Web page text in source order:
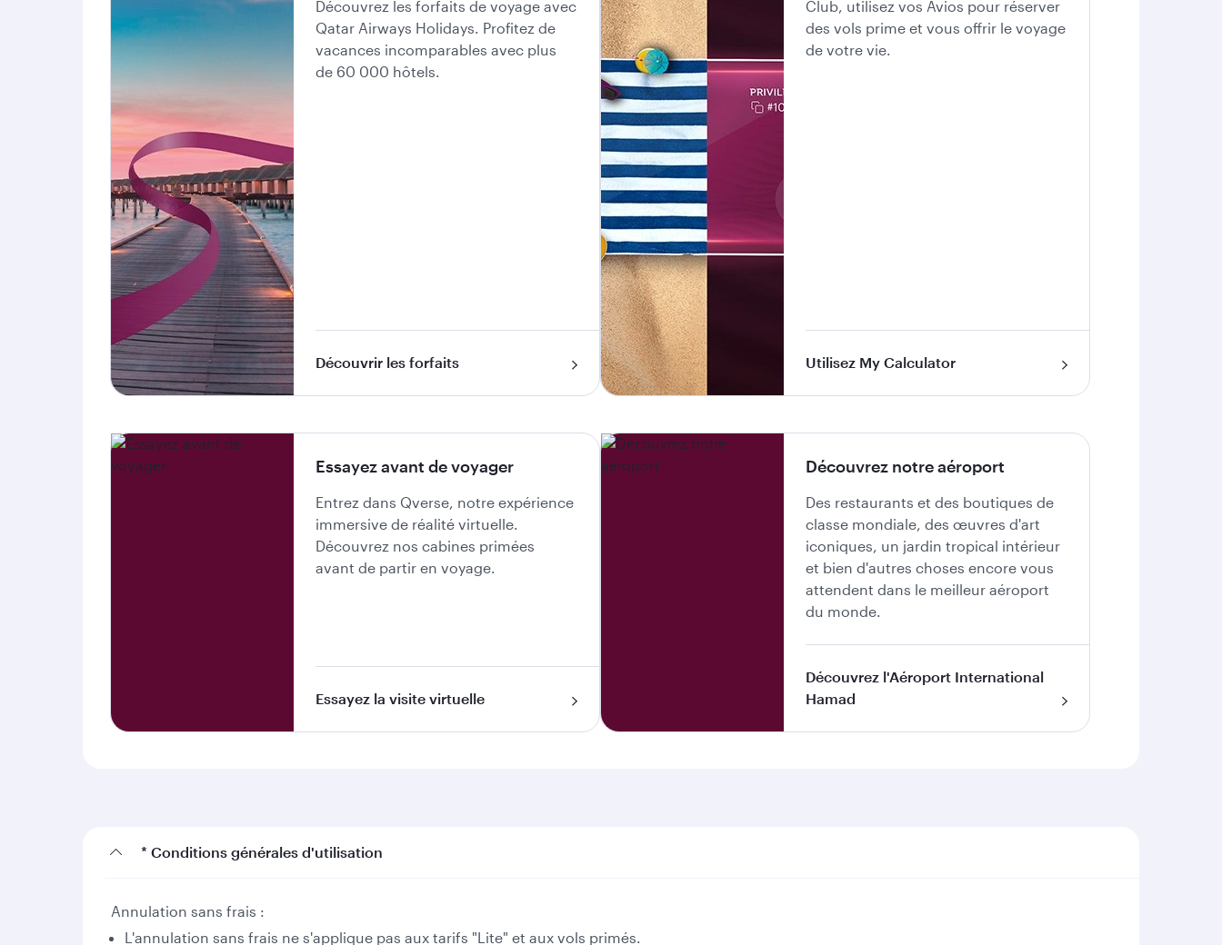
Découvrez les forfaits de voyage avec
Qatar Airways Holidays. Profitez de
vacances incomparables avec plus
de 60 000 hôtels.
Découvrir les forfaits
Club, utilisez vos Avios pour réserver
des vols prime et vous offrir le voyage
de votre vie.
Utilisez My Calculator
Essayez avant de voyager
Entrez dans Qverse, notre expérience
immersive de réalité virtuelle.
Découvrez nos cabines primées
avant de partir en voyage.
Essayez la visite virtuelle
Découvrez notre aéroport
Des restaurants et des boutiques de
classe mondiale, des œuvres d'art
iconiques, un jardin tropical intérieur
et bien d'autres choses encore vous
attendent dans le meilleur aéroport
du monde.
Découvrez l'Aéroport International
Hamad
* Conditions générales d'utilisation
Annulation sans frais :
L'annulation sans frais ne s'applique pas aux tarifs "Lite" et aux vols primés.